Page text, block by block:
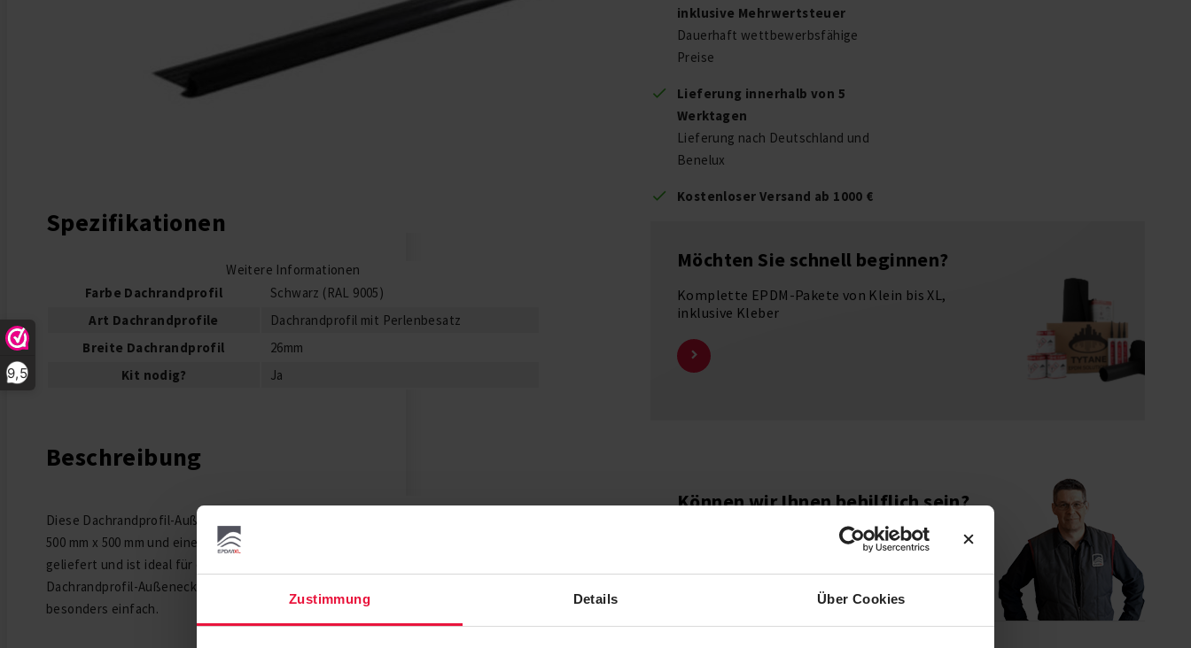
Zustimmung Details Über Cookies
9,5
inklusive Mehrwertsteuer
Dauerhaft wettbewerbsfähige
Preise
Lieferung innerhalb von 5
Werktagen
Lieferung nach Deutschland und
Benelux
Kostenloser Versand ab 1000 €
Spezifikationen
Weitere Informationen
Farbe Dachrandprofil
Schwarz (RAL 9005)
Art Dachrandprofile
Dachrandprofil mit Perlenbesatz
Breite Dachrandprofil
26mm
Kit nodig?
Ja
Beschreibung
Diese Dachrandprofil-Außenecke mit Perlenbesatz schwarz hat die Abmessungen
500 mm x 500 mm und eine Breite von 26 mm. Sie wird mit einem Verbindungsstück
geliefert und ist ideal für die Flachdachabdichtung geeignet. Feste EPDM-
Dachrandprofil-Außenecken sorgen für ein schöneres Ergebnis, und die Montage ist
besonders einfach.
Möchten Sie schnell beginnen?
Komplette EPDM-Pakete von Klein bis XL,
inklusive Kleber
Können wir Ihnen behilflich sein?
Rufen Sie gerne an:0211-93 67 02 30